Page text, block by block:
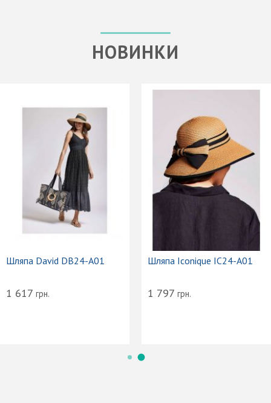
НОВИНКИ
Шляпа David DB24-A01
1 617 грн.
Шляпа Iconique IC24-A01
1 797 грн.